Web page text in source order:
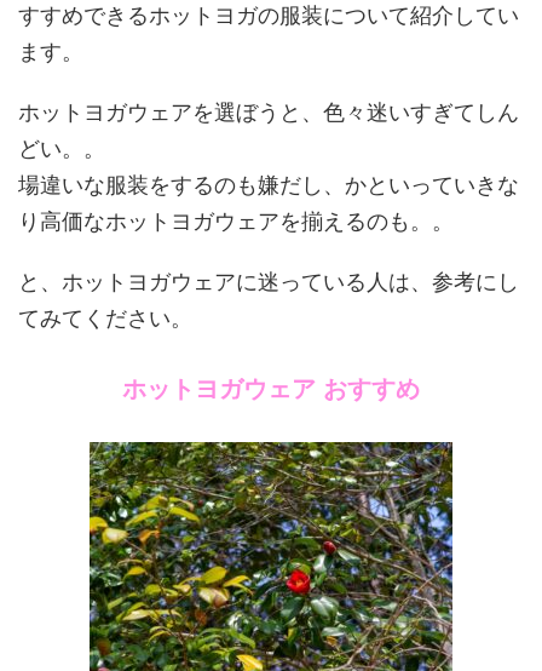
すすめできるホットヨガの服装について紹介してい
ます。
ホットヨガウェアを選ぼうと、色々迷いすぎてしん
どい。。
場違いな服装をするのも嫌だし、かといっていきな
り高価なホットヨガウェアを揃えるのも。。
と、ホットヨガウェアに迷っている人は、参考にし
てみてください。
ホットヨガウェア おすすめ